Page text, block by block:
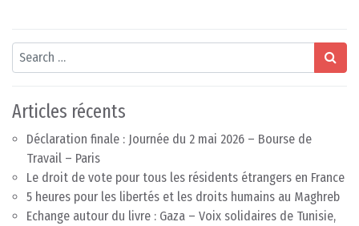
Search
Articles récents
Déclaration finale : Journée du 2 mai 2026 – Bourse de
Travail – Paris
Le droit de vote pour tous les résidents étrangers en France
5 heures pour les libertés et les droits humains au Maghreb
Echange autour du livre : Gaza – Voix solidaires de Tunisie,